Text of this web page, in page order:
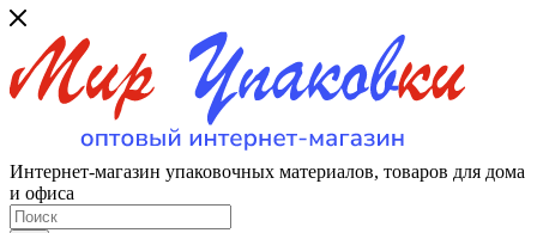
Интернет-магазин упаковочных материалов, товаров для дома
и офиса